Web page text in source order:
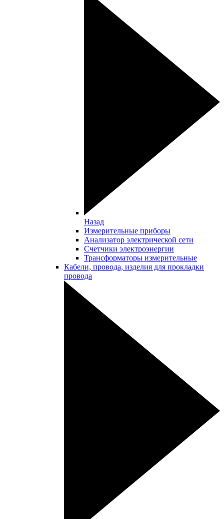
Назад
Измерительные приборы
Анализатор электрической сети
Счетчики электроэнергии
Трансформаторы измерительные
Кабели, провода, изделия для прокладки
провода